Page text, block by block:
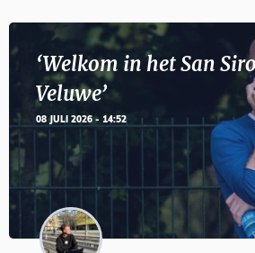
‘Welkom in het San
Veluwe’
08 JULI 2026 - 14:52